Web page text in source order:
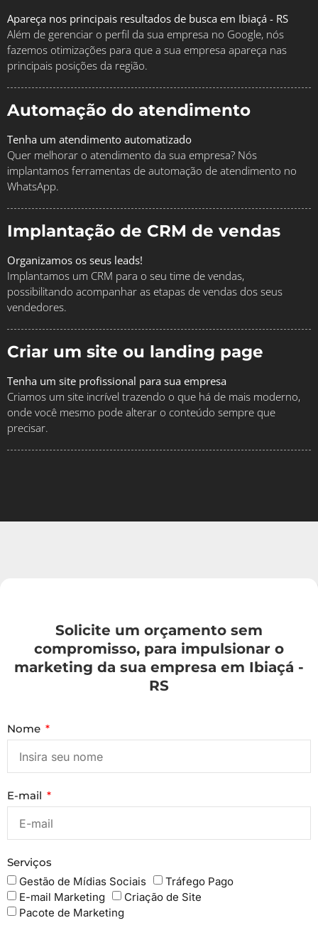
Apareça nos principais resultados de busca em Ibiaçá - RS
Além de gerenciar o perfil da sua empresa no Google, nós
fazemos otimizações para que a sua empresa apareça nas
principais posições da região.
Automação do atendimento
Tenha um atendimento automatizado
Quer melhorar o atendimento da sua empresa? Nós
implantamos ferramentas de automação de atendimento no
WhatsApp.
Implantação de CRM de vendas
Organizamos os seus leads!
Implantamos um CRM para o seu time de vendas,
possibilitando acompanhar as etapas de vendas dos seus
vendedores.
Criar um site ou landing page
Tenha um site profissional para sua empresa
Criamos um site incrível trazendo o que há de mais moderno,
onde você mesmo pode alterar o conteúdo sempre que
precisar.
Solicite um orçamento sem
compromisso, para impulsionar o
marketing da sua empresa em Ibiaçá -
RS
Nome
E-mail
Serviços
Gestão de Mídias Sociais
Tráfego Pago
E-mail Marketing
Criação de Site
Pacote de Marketing